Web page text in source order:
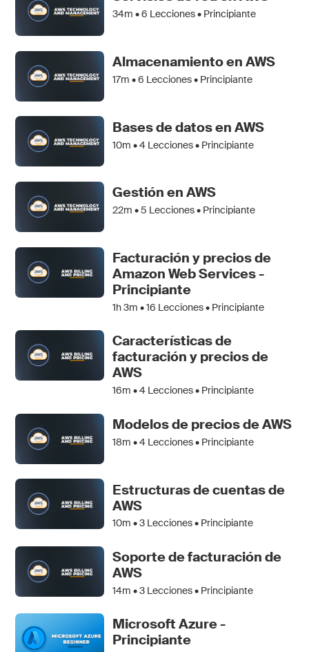
34m •6 Lecciones • Principiante
Almacenamiento en AWS
17m •6 Lecciones • Principiante
Bases de datos en AWS
10m •4 Lecciones • Principiante
Gestión en AWS
22m •5 Lecciones • Principiante
Facturación y precios de
Amazon Web Services -
Principiante
1h 3m •16 Lecciones • Principiante
Características de
facturación y precios de
AWS
16m •4 Lecciones • Principiante
Modelos de precios de AWS
18m •4 Lecciones • Principiante
Estructuras de cuentas de
AWS
10m •3 Lecciones • Principiante
Soporte de facturación de
AWS
14m •3 Lecciones • Principiante
Microsoft Azure -
Principiante